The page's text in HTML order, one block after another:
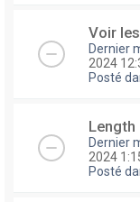
Voir
Dernier
2024
Posté
Length
Dernier
2024
Posté